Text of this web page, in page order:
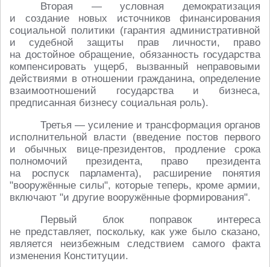
Вторая — условная демократизация
и создание новых источников финансирования
социальной политики (гарантия административной
и судебной защиты прав личности, право
на достойное обращение, обязанность государства
компенсировать ущерб, вызванный неправовыми
действиями в отношении гражданина, определение
взаимоотношений государства и бизнеса,
предписанная бизнесу социальная роль).
Третья — усиление и трансформация органов
исполнительной власти (введение постов первого
и обычных вице-президентов, продление срока
полномочий президента, право президента
на роспуск парламента), расширение понятия
"вооружённые силы", которые теперь, кроме армии,
включают "и другие вооружённые формирования".
Первый блок поправок интереса
не представляет, поскольку, как уже было сказано,
является неизбежным следствием самого факта
изменения Конституции.